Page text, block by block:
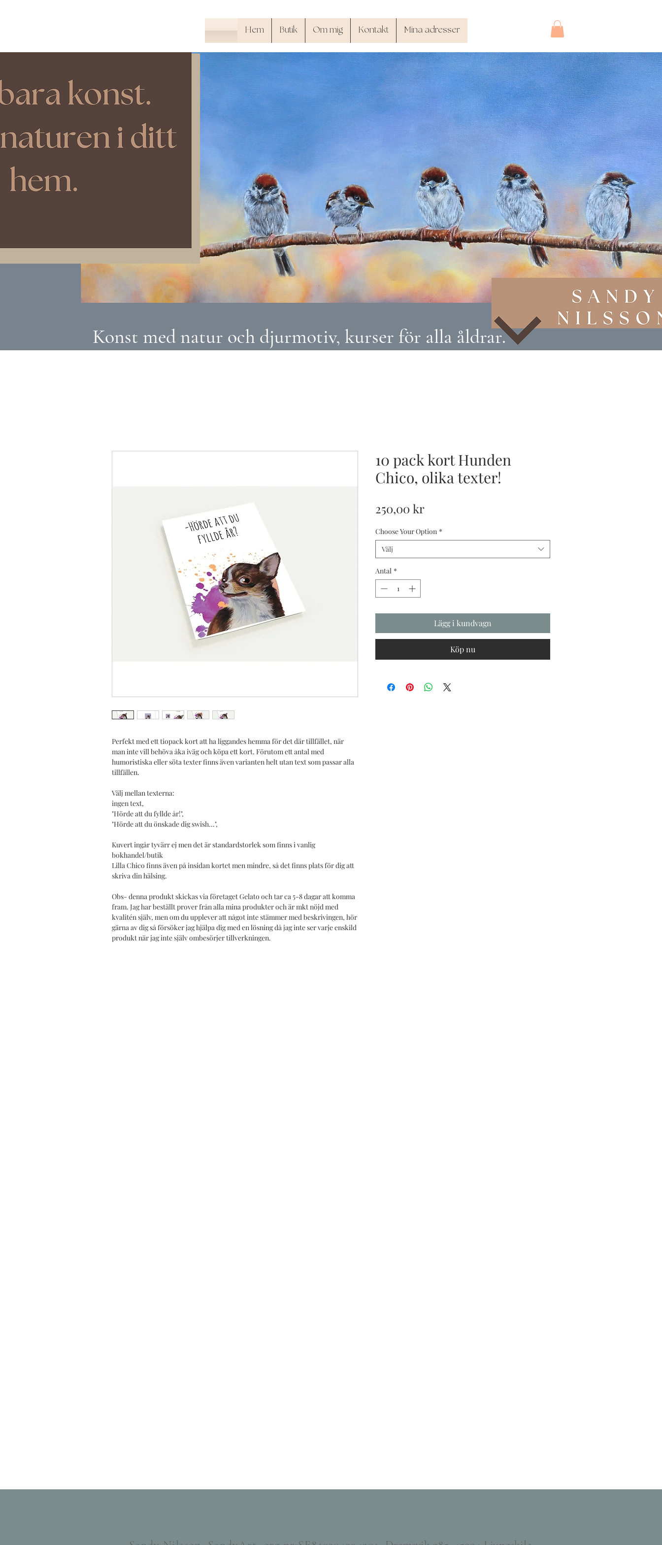
Hem Butik Om mig Kontakt Mina adresser
SandyArt.shop
Konst med natur och djurmotiv, kurser för alla åldrar.
Perfekt med ett tiopack kort att ha liggandes hemma för det där tillfället, när
man inte vill behöva åka iväg och köpa ett kort. Förutom ett antal med
humoristiska eller söta texter finns även varianten helt utan text som passar alla
tillfällen.
Välj mellan texterna:
ingen text,
"Hörde att du fyllde år!",
"Hörde att du önskade dig swish...",
Kuvert ingår tyvärr ej men det är standardstorlek som finns i vanlig
bokhandel/butik
Lilla Chico finns även på insidan kortet men mindre, så det finns plats för dig att
skriva din hälsing.
Obs- denna produkt skickas via företaget Gelato och tar ca 5-8 dagar att komma
fram. Jag har beställt prover från alla mina produkter och är mkt nöjd med
kvalitén själv, men om du upplever att något inte stämmer med beskrivingen, hör
gärna av dig så försöker jag hjälpa dig med en lösning då jag inte ser varje enskild
produkt när jag inte själv ombesörjer tillverkningen.
10 pack kort Hunden
Chico, olika texter!
250,00 krPris
Choose Your Option *
Välj
Antal *
Lägg i kundvagn
Köp nu